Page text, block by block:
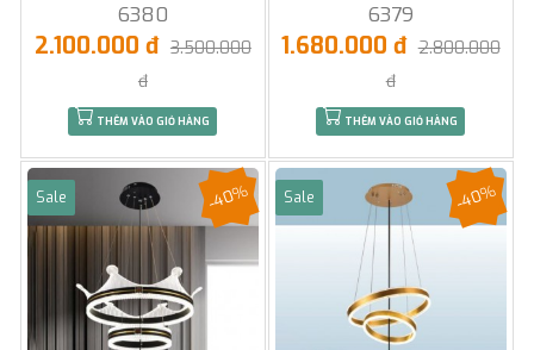
6380
2.100.000 đ 3.500.000
đ
THÊM VÀO GIỎ HÀNG
6379
1.680.000 đ 2.800.000
đ
THÊM VÀO GIỎ HÀNG
Sale -40% Sale -40%